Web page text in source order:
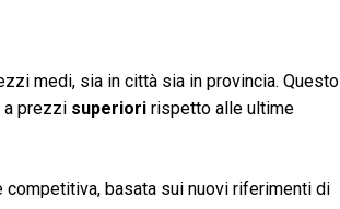
medi, sia in città sia in provincia. Questo
a prezzi superiori rispetto alle ultime
basata sui nuovi riferimenti di